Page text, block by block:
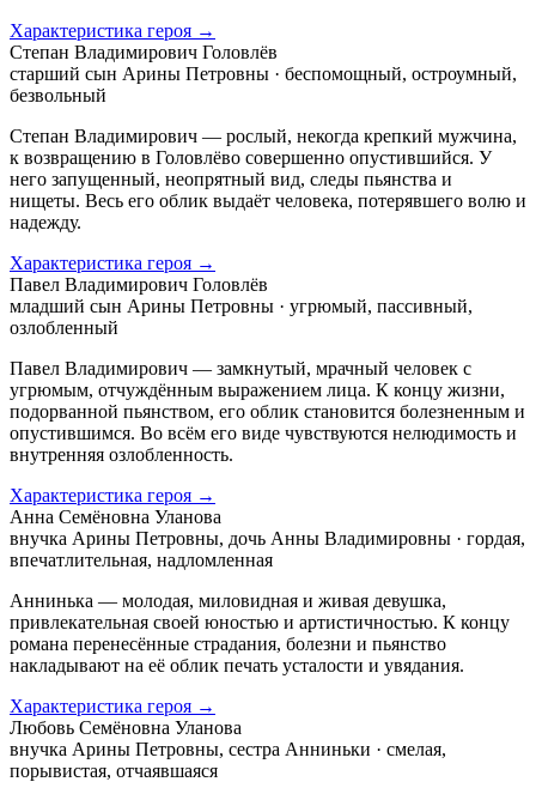
Характеристика героя →
Степан Владимирович Головлёв
старший сын Арины Петровны · беспомощный, остроумный,
безвольный
Степан Владимирович — рослый, некогда крепкий мужчина,
к возвращению в Головлёво совершенно опустившийся. У
него запущенный, неопрятный вид, следы пьянства и
нищеты. Весь его облик выдаёт человека, потерявшего волю и
надежду.
Характеристика героя →
Павел Владимирович Головлёв
младший сын Арины Петровны · угрюмый, пассивный,
озлобленный
Павел Владимирович — замкнутый, мрачный человек с
угрюмым, отчуждённым выражением лица. К концу жизни,
подорванной пьянством, его облик становится болезненным и
опустившимся. Во всём его виде чувствуются нелюдимость и
внутренняя озлобленность.
Характеристика героя →
Анна Семёновна Уланова
внучка Арины Петровны, дочь Анны Владимировны · гордая,
впечатлительная, надломленная
Аннинька — молодая, миловидная и живая девушка,
привлекательная своей юностью и артистичностью. К концу
романа перенесённые страдания, болезни и пьянство
накладывают на её облик печать усталости и увядания.
Характеристика героя →
Любовь Семёновна Уланова
внучка Арины Петровны, сестра Анниньки · смелая,
порывистая, отчаявшаяся